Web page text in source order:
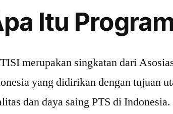
Itu
merupakan singkatan dari
yang didirikan dengan tujuan
dan daya saing PTS di